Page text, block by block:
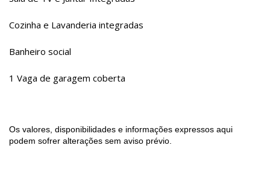
Cozinha e Lavanderia integradas
Banheiro social
1 Vaga de garagem coberta
Os valores, disponibilidades e informações expressos aqui
podem sofrer alterações sem aviso prévio.